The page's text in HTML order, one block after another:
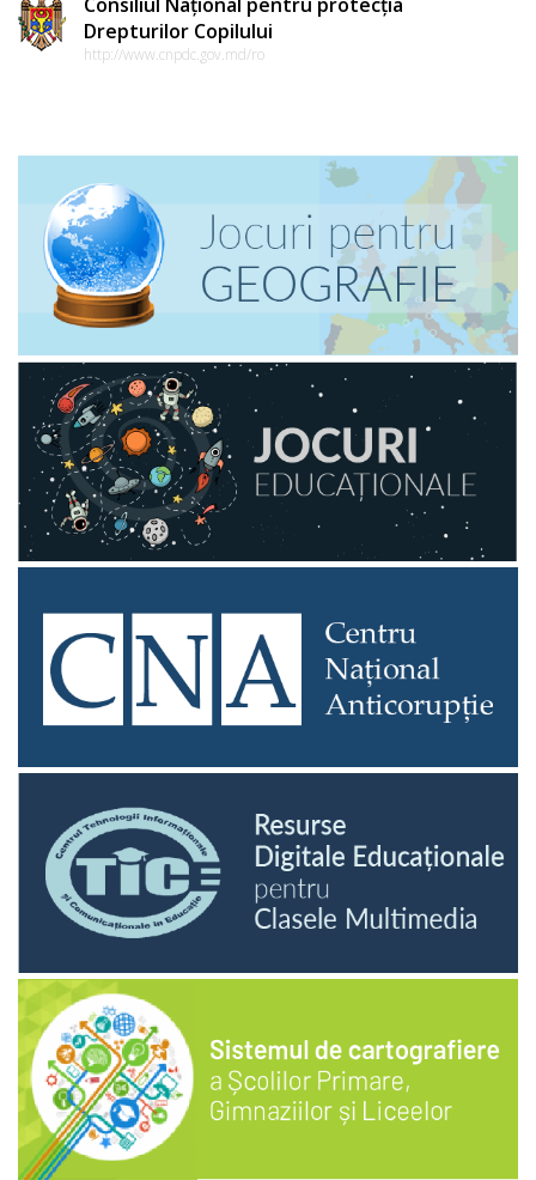
Drepturilor Copilului
http://www.cnpdc.gov.md/ro